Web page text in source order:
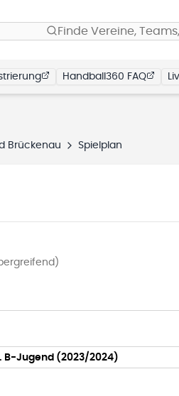
Finde Vereine,
Handball360 FAQ
Brückenau Spielplan
B-Jugend (2023/2024)